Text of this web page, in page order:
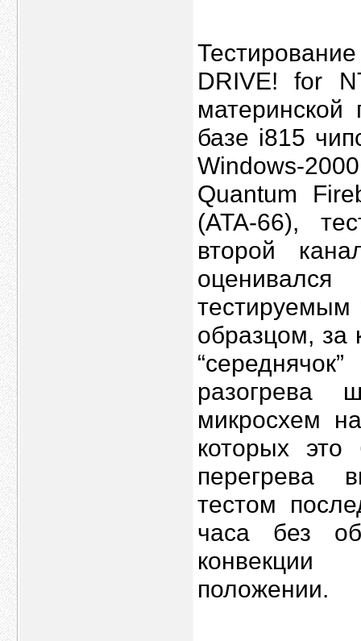
DRIVE! for
материнской
базе i815
Windows-
Quantum
(ATA-66),
второй
тестируемым
образцом, за
разогрева
микросхем
которых
перегрева
тестом
часа без
положении.